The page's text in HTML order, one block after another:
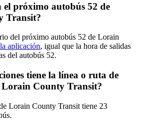
el próximo autobús 52 de
Transit?
del próximo autobús 52 de Lorain
aplicación, igual que la hora de salidas
del autobús 52.
tiene la línea o ruta de
Lorain County Transit?
Lorain County Transit tiene 23